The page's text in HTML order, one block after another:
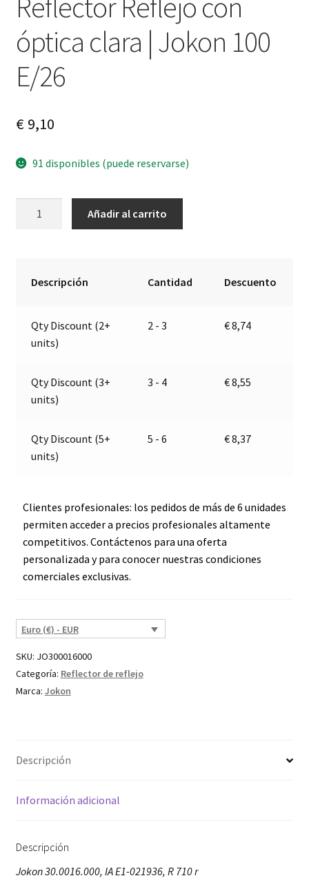
óptica clara | Jokon 100
E/26
€9,10
91 disponibles (puede reservarse)
100
E/26
Añadir al carrito
Descripción Cantidad Descuento
Qty Discount (2+
units)
2 - 3 €8,74
Qty Discount (3+
units)
3 - 4 €8,55
Qty Discount (5+
units)
5 - 6 €8,37
Clientes profesionales: los pedidos de más de 6 unidades
permiten acceder a precios profesionales altamente
competitivos. Contáctenos para una oferta
personalizada y para conocer nuestras condiciones
comerciales exclusivas.
Euro (€) - EUR
SKU: JO300016000
Categoría: Reflector de reflejo
Marca: Jokon
Descripción
Información adicional
Descripción
Jokon 30.0016.000, IA E1-021936, R 710 r